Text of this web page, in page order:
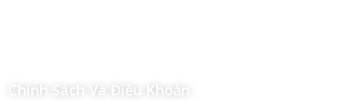
Chính Sách Và Điều Khoản